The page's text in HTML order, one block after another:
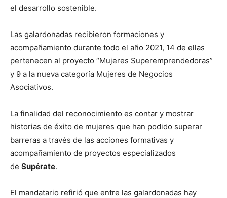
el desarrollo sostenible.
Las galardonadas recibieron formaciones y
acompañamiento durante todo el año 2021, 14 de ellas
pertenecen al proyecto “Mujeres Superemprendedoras”
y 9 a la nueva categoría Mujeres de Negocios
Asociativos.
La finalidad del reconocimiento es contar y mostrar
historias de éxito de mujeres que han podido superar
barreras a través de las acciones formativas y
acompañamiento de proyectos especializados
de Supérate.
El mandatario refirió que entre las galardonadas hay